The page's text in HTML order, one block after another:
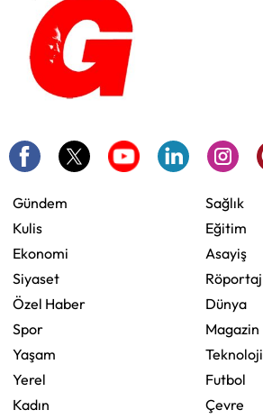
Gündem
Kulis
Ekonomi
Siyaset
Özel Haber
Spor
Yaşam
Yerel
Kadın
Sağlık
Eğitim
Asayiş
Röportaj
Dünya
Magazin
Teknoloji
Futbol
Çevre